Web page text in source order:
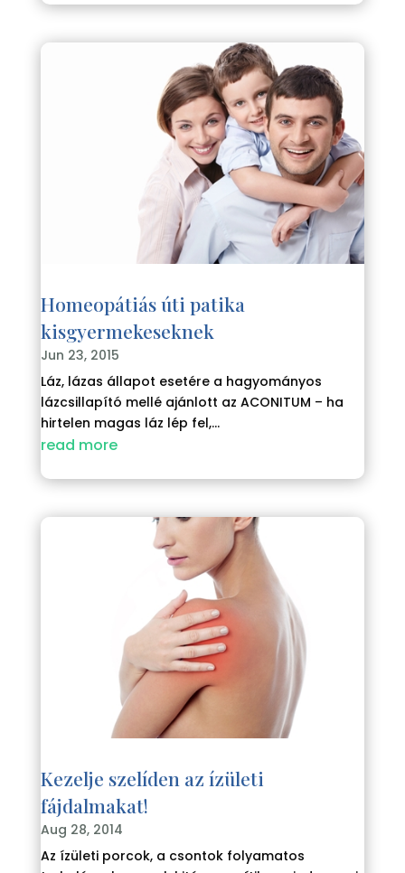
Homeopátiás úti patika
kisgyermekeseknek
Jun 23, 2015
Láz, lázas állapot esetére a hagyományos
lázcsillapító mellé ajánlott az ACONITUM – ha
hirtelen magas láz lép fel,...
read more
Kezelje szelíden az ízületi
fájdalmakat!
Aug 28, 2014
Az ízületi porcok, a csontok folyamatos